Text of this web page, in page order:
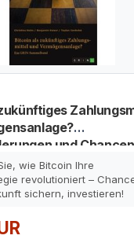
und
wie Bitcoin Ihre
revolutioniert –
sichern, investieren!